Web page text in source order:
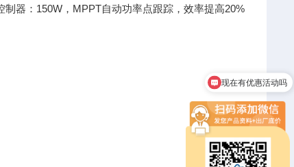
器：150W，MPPT自动功率点跟踪，效率提高20%
可以介绍下你们的产品么
现在有优惠活动吗